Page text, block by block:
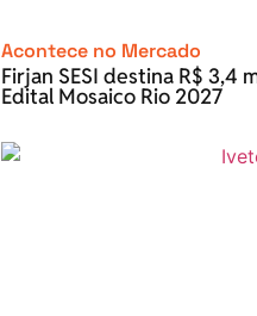
Acontece no Mercado
Firjan SESI destina R$ 3,4
Edital Mosaico Rio 2027